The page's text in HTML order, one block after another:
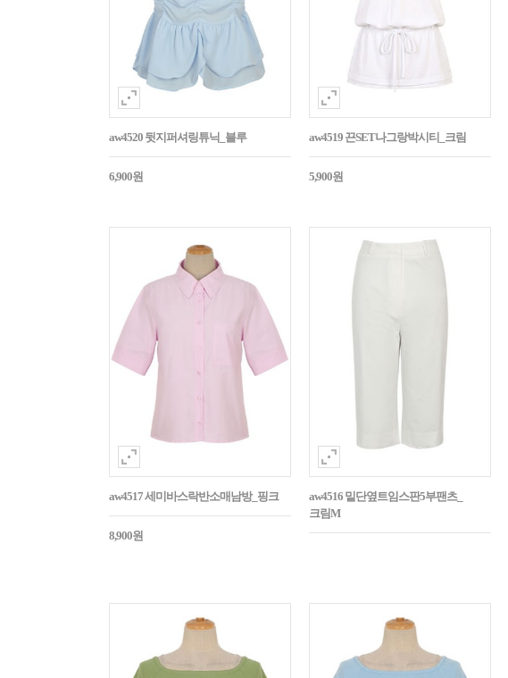
aw4520 뒷지퍼셔링튜닉_블루
6,900원
aw4519 끈SET나그랑박시티_크림
5,900원
aw4517 세미바스락반소매남방_핑크
8,900원
aw4516 밑단옆트임스판5부팬츠_
크림M